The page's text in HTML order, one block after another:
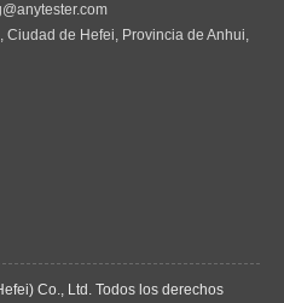
Ciudad de Hefei, Provincia de Anhui,
Co., Ltd. Todos los derechos